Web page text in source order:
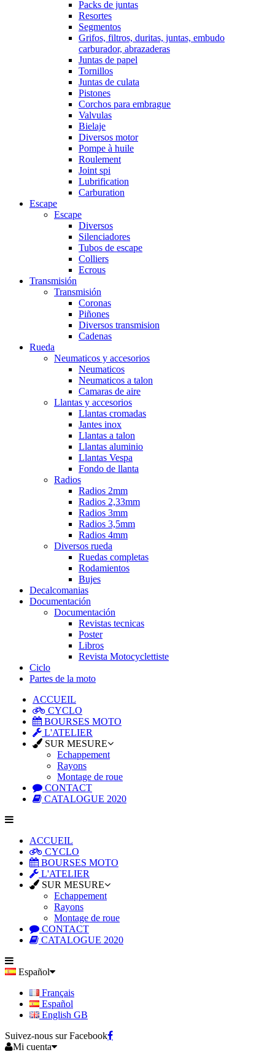
Packs de juntas
Resortes
Segmentos
Grifos, filtros, duritas, juntas, embudo
carburador, abrazaderas
Juntas de papel
Tornillos
Juntas de culata
Pistones
Corchos para embrague
Valvulas
Bielaje
Diversos motor
Pompe à huile
Roulement
Joint spi
Lubrification
Carburation
Escape
Escape
Diversos
Silenciadores
Tubos de escape
Colliers
Ecrous
Transmisión
Transmisión
Coronas
Piñones
Diversos transmision
Cadenas
Rueda
Neumaticos y accesorios
Neumaticos
Neumaticos a talon
Camaras de aire
Llantas y accesorios
Llantas cromadas
Jantes inox
Llantas a talon
Llantas aluminio
Llantas Vespa
Fondo de llanta
Radios
Radios 2mm
Radios 2,33mm
Radios 3mm
Radios 3,5mm
Radios 4mm
Diversos rueda
Ruedas completas
Rodamientos
Bujes
Decalcomanias
Documentación
Documentación
Revistas tecnicas
Poster
Libros
Revista Motocyclettiste
Ciclo
Partes de la moto
ACCUEIL
CYCLO
BOURSES MOTO
L'ATELIER
SUR MESURE
Echappement
Rayons
Montage de roue
CONTACT
CATALOGUE 2020
ACCUEIL
CYCLO
BOURSES MOTO
L'ATELIER
SUR MESURE
Echappement
Rayons
Montage de roue
CONTACT
CATALOGUE 2020
Español
Français
Español
English GB
Suivez-nous sur Facebook
Mi cuenta